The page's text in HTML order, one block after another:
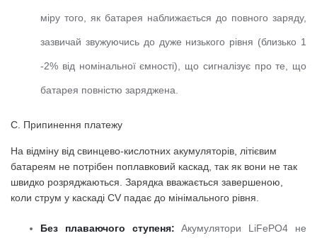
міру того, як батарея наближається до повного заряду,
зазвичай звужуючись до дуже низького рівня (близько 1
-2% від номінальної ємності), що сигналізує про те, що
батарея повністю заряджена.
C. Припинення платежу
На відміну від свинцево-кислотних акумуляторів, літієвим
батареям не потрібен поплавковий каскад, так як вони не так
швидко розряджаються. Зарядка вважається завершеною,
коли струм у каскаді CV падає до мінімального рівня.
Без плаваючого ступеня: Акумулятори LiFePO4 не